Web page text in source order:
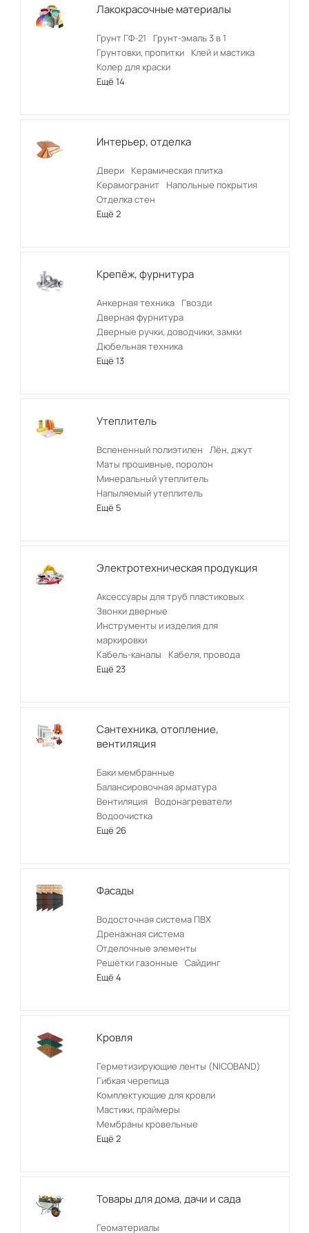
Лакокрасочные материалы
Грунт ГФ-21
Грунт-эмаль 3 в 1
Грунтовки, пропитки
Клей и мастика
Колер для краски
Ещё 14
Интерьер, отделка
Двери
Керамическая плитка
Керамогранит
Напольные покрытия
Отделка стен
Ещё 2
Крепёж, фурнитура
Анкерная техника
Гвозди
Дверная фурнитура
Дверные ручки, доводчики, замки
Дюбельная техника
Ещё 13
Утеплитель
Вспененный полиэтилен
Лён, джут
Маты прошивные, поролон
Минеральный утеплитель
Напыляемый утеплитель
Ещё 5
Электротехническая продукция
Аксессуары для труб пластиковых
Звонки дверные
Инструменты и изделия для
маркировки
Кабель-каналы
Кабеля, провода
Ещё 23
Сантехника, отопление,
вентиляция
Баки мембранные
Балансировочная арматура
Вентиляция
Водонагреватели
Водоочистка
Ещё 26
Фасады
Водосточная система ПВХ
Дренажная система
Отделочные элементы
Решётки газонные
Сайдинг
Ещё 4
Кровля
Герметизирующие ленты (NICOBAND)
Гибкая черепица
Комплектующие для кровли
Мастики, праймеры
Мембраны кровельные
Ещё 2
Товары для дома, дачи и сада
Геоматериалы